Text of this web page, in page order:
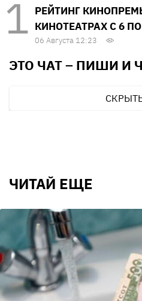
РЕЙТИНГ
КИНОТЕАТРАХ С 6
06 Августа 12:23
ЭТО ЧАТ – ПИШИ И
ЧИТАЙ ЕЩЕ